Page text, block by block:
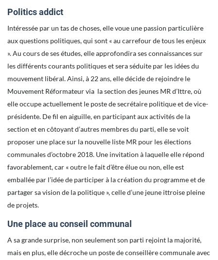
Politics addict
Intéressée par un tas de choses, elle voue une passion particulière
aux questions politiques, qui sont « au carrefour de tous les enjeux
». Au cours de ses études, elle approfondira ses connaissances sur
les différents courants politiques et sera séduite par les idées du
mouvement libéral. Ainsi, à 22 ans, elle décide de rejoindre le
Mouvement Réformateur via la section des jeunes MR d’Ittre, où
elle occupe actuellement le poste de secrétaire politique et de vice-
présidente. De fil en aiguille, en participant aux activités de la
section et en côtoyant d’autres membres du parti, elle se voit
proposer une place sur la nouvelle liste MR pour les élections
communales d’octobre 2018. Une invitation à laquelle elle répond
favorablement, car « outre le fait d’être élue ou non, elle est
emballée par l’idée de participer à la création du programme et de
partager sa vision de la politique », celle d’une jeune ittroise pleine
de projets.
Une place au conseil communal
A sa grande surprise, non seulement son parti rejoint la majorité,
mais en plus, elle décroche un poste de conseillère communale avec